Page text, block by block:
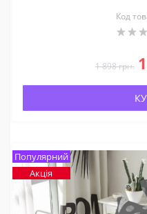
Код
1 898 грн.
Популярний
Акція